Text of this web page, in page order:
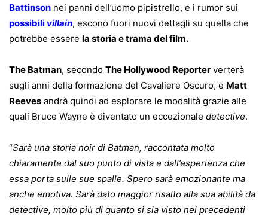
Battinson nei panni dell’uomo pipistrello, e i rumor sui
possibili villain, escono fuori nuovi dettagli su quella che
potrebbe essere la storia e trama del film.
The Batman, secondo The Hollywood Reporter verterà
sugli anni della formazione del Cavaliere Oscuro, e Matt
Reeves andrà quindi ad esplorare le modalità grazie alle
quali Bruce Wayne è diventato un eccezionale detective.
“Sarà una storia noir di Batman, raccontata molto
chiaramente dal suo punto di vista e dall’esperienza che
essa porta sulle sue spalle. Spero sarà emozionante ma
anche emotiva. Sarà dato maggior risalto alla sua abilità da
detective, molto più di quanto si sia visto nei precedenti